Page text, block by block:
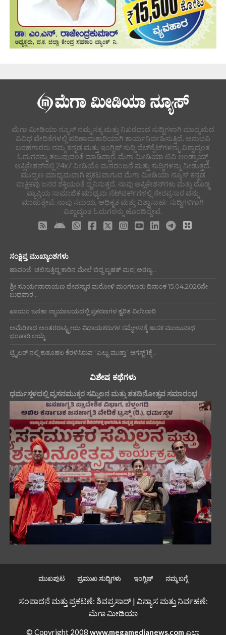
ಮೆಗಾ ಮೀಡಿಯಾ ನ್ಯೂಸ್ ನಮ್ಮ ಸತ್ಯ ಮತ್ತು ನಿಖರವಾದ ಸುದ್ದಿಗಳಾಗಿ ಮಾಧ್ಯಮದ
ವಿವಿಧ ವೇದಿಕೆಗಳಲ್ಲಿ ಪರಿಣಾಮಕಾರಿಯಾಗಿ ಕಾರ್ಯನಿರ್ವಹಿಸುತ್ತಿದೆ. ಅನುಭವಿ
ಬರಹಗಾರರು ನಮ್ಮ ಕನ್ನಡ ಮತ್ತು ಇಂಗ್ಲಿಷ್ ಸುದ್ದಿ ವೆಬ್‌ಸೈಟ್‌ಗಳನ್ನು ವಿಶ್ವಾದ್ಯಂತ
ಓದುಗರನ್ನು ತಲುಪುವಂತೆ ಮಾಡಿದ್ದಾರೆ. ಮೆಗಾ ಮೀಡಿಯಾ ಟಿವಿ ಆಂಡ್ರಾಯ್ಡ್
ಅಪ್ಲಿಕೇಶನ್‌ನಲ್ಲಿ 24x7 ವೀಡಿಯೊ ಮನರಂಜನೆ ಮತ್ತು ಸುದ್ದಿಗಳನ್ನು ನೀಡುತ್ತದೆ.
ಮುದ್ರಣ ಮಾಧ್ಯಮವಾಗಿ ಪ್ರಕಟವಾಗುವ ಮೆಗಾ ಮೀಡಿಯಾ ನ್ಯೂಸ್ ಕನ್ನಡ
ಪಾಕ್ಷಿಕವು ಜನರ ಶಕ್ತಿಯಂತೆ ಧ್ವನಿಸುತ್ತದೆ. ನಾವು ಅಪ್ಲಿಕೇಶನ್‌ಗಳು ಮತ್ತು ದೊಡ್ಡ
ವ್ಯಾಪ್ತಿಯ ಸಾಮಾಜಿಕ ಮಾಧ್ಯಮ ನೆಟ್‌ವರ್ಕ್‌ಗಳಲ್ಲಿ ನೇರಪ್ರಸಾರ ವನ್ನು
ಮಾಡುತ್ತೇವೆ. ನಾವು ಸಮಯ, ಅಧಿಕೃತ ಮತ್ತು ವಿಶ್ವಾಸಾರ್ಹ ಸುದ್ದಿಗಳಿಗಾಗಿ
ವಿಶ್ವಾದ್ಯಂತ ಓದುಗರನ್ನು ಹೊಂದಿದ್ದೇವೆ.
ಸಂಕ್ಷಿಪ್ತ ಮುಖ್ಯಾಂಶಗಳು
ಹಾವಂಜೆ: ಚಲಿಸುತ್ತಿದ್ದ ಕಾರಿನ ಮೇಲೆ ಬಿದ್ದ ಬೃಹತ್ ಮರ; ಅರಣ್ಯ...
ಶ್ರೀ ಸೂರ್ಯನಾರಾಯಣ ದೇವಸ್ಥಾನ ಮರೋಳಿ ಮಂಗಳೂರು ದಿನಾಂಕ 15.04.2026ನೇ
ಬುಧವಾರ...
ಖಾಯಂ ಜನತಾ ನ್ಯಾಯಾಲಯದಲ್ಲಿ ಪ್ರಕರಣಗಳ ತ್ವರಿತ ವಿಲೇವಾರಿ
ಅಮೆರಿಕಾದ ಅಂತರರಾಷ್ಟ್ರೀಯ ವಿಧಾಯಕರುಗಳ ಸಮ್ಮೇಳನಕ್ಕೆ ಶಾಸಕ ಮಂಜುನಾಥ
ಭಂಡಾರಿ ಆಯ್ಕೆ
ಟ್ರೈಲರ್ ನಲ್ಲಿ ಕುತೂಹಲ ಕೆರಳಿಸಿರುವ “ಎಲ್ಟು ಮುತ್ತಾ” ಆಗಸ್ಟ್ 1ಕ್ಕೆ...
ವಿಶೇಷ ಕಥೆಗಳು
ಧರ್ಮಸ್ಥಳದಲ್ಲಿ ವ್ಯಸನಮುಕ್ತರ ಸಮ್ಮಿಲನ ಮತ್ತು ಶತದಿನೋತ್ಸವ ಸಮಾರಂಭ
ಮುಖಪುಟ ಪ್ರಮುಖ ಸುದ್ದಿಗಳು ಇಂಗ್ಲಿಷ್ ನಮ್ಮ ಬಗ್ಗೆ
ಸಂಪಾದನೆ ಮತ್ತು ಪ್ರಕಟಣೆ: ಶಿವಪ್ರಸಾದ್ | ವಿನ್ಯಾಸ ಮತ್ತು ನಿರ್ವಹಣೆ:
ಮೆಗಾ ಮೀಡಿಯಾ
© Copyright 2008 www.megamedianews.com ಎಲ್ಲಾ